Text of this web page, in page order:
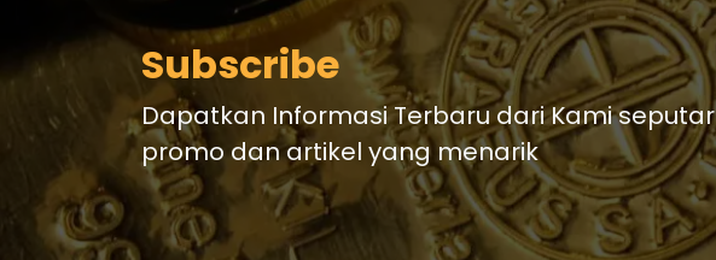
Subscribe
Dapatkan Informasi Terbaru dari Kami seputar
promo dan artikel yang menarik